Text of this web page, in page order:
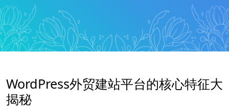
WordPress外贸建站平台的核心特征大
揭秘